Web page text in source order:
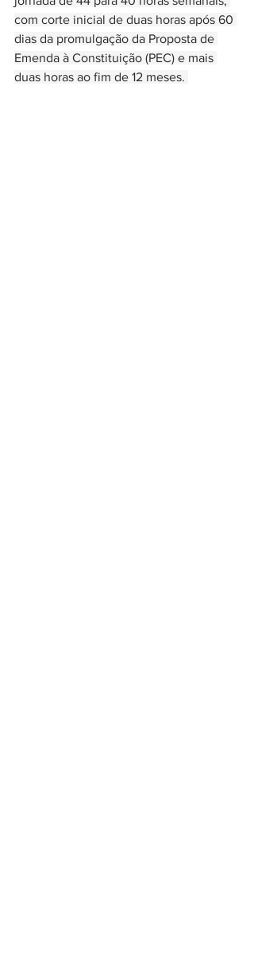
com corte inicial de duas horas após 60
dias da promulgação da Proposta de
Emenda à Constituição (PEC) e mais
duas horas ao fim de 12 meses.